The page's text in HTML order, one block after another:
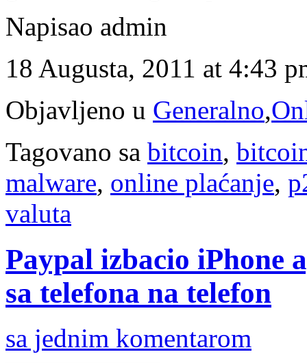
Napisao admin
18 Augusta, 2011 at 4:43
Objavljeno u Generalno,
Tagovano sa bitcoin,
malware, online plaćanje,
valuta
Paypal izbacio iPhone
sa telefona na telefon
sa jednim komentarom